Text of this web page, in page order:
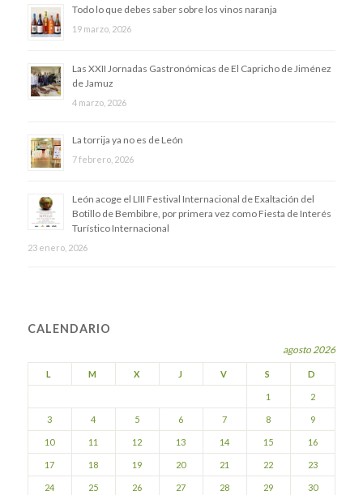
Todo lo que debes saber sobre los vinos naranja
19 marzo, 2026
Las XXII Jornadas Gastronómicas de El Capricho de Jiménez
de Jamuz
4 marzo, 2026
La torrija ya no es de León
7 febrero, 2026
​León acoge el LIII Festival Internacional de Exaltación del
Botillo de Bembibre, por primera vez como Fiesta de Interés
Turístico Internacional
23 enero, 2026
CALENDARIO
agosto 2026
L M X J V S D
1 2
3 4 5 6 7 8 9
10 11 12 13 14 15 16
17 18 19 20 21 22 23
24 25 26 27 28 29 30